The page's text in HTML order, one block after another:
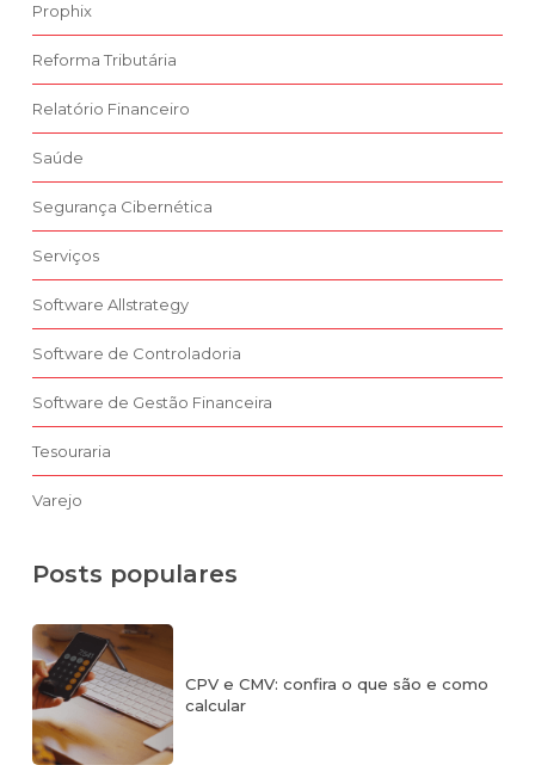
Prophix
Reforma Tributária
Relatório Financeiro
Saúde
Segurança Cibernética
Serviços
Software Allstrategy
Software de Controladoria
Software de Gestão Financeira
Tesouraria
Varejo
Posts populares
CPV e CMV: confira o que são e como
calcular